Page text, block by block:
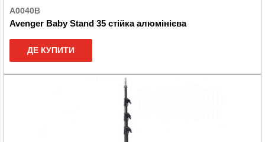
A0040B
Avenger Baby Stand 35 стійка алюмінієва
ДЕ КУПИТИ